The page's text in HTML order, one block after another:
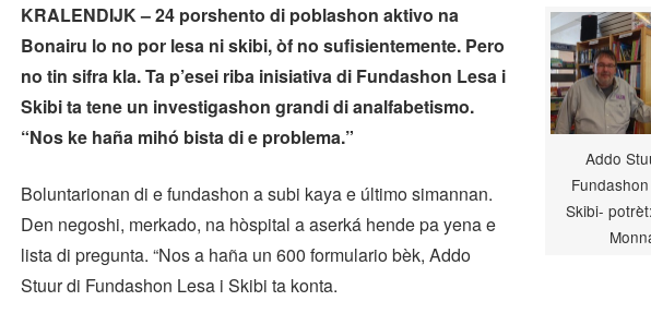
Addo
Skibi-
KRALENDIJK – 24 porshento di poblashon aktivo na
Bonairu lo no por lesa ni skibi, òf no sufisientemente. Pero
no tin sifra kla. Ta p’esei riba inisiativa di Fundashon Lesa i
Skibi ta tene un investigashon grandi di analfabetismo.
“Nos ke haña mihó bista di e problema.”
Boluntarionan di e fundashon a subi kaya e último simannan.
Den negoshi, merkado, na hòspital a aserká hende pa yena e
lista di pregunta. “Nos a haña un 600 formulario bèk, Addo
Stuur di Fundashon Lesa i Skibi ta konta.